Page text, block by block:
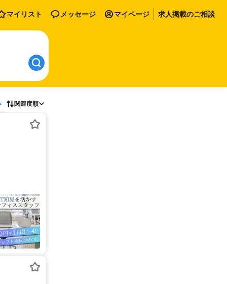
マイリスト メッセージ マイページ 求人掲載のご相談
関連度順